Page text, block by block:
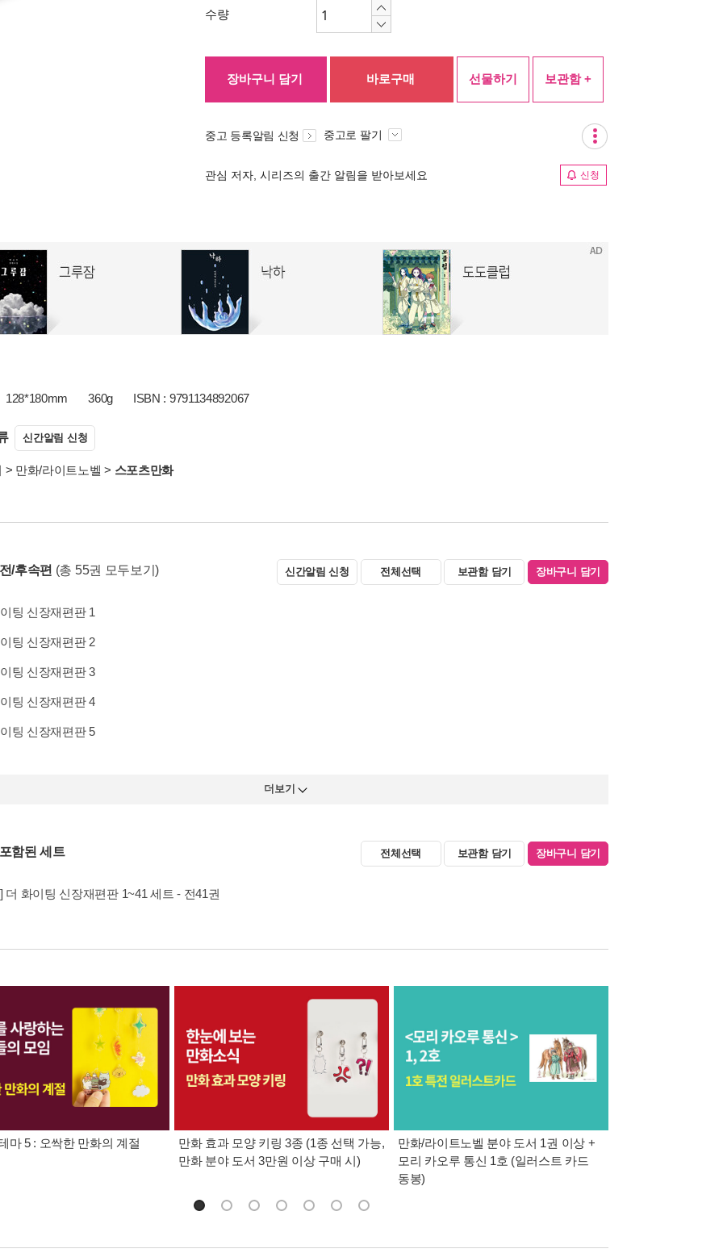
수량
장바구니 담기 바로구매 선물하기 보관함 +
중고 등록알림 신청 중고로 팔기
관심 저자, 시리즈의 출간 알림을 받아보세요 신청
128*180mm 360g ISBN : 9791134892067
신간알림 신청
> 만화/라이트노벨 > 스포츠만화
/후속편 (총 55권 모두보기) 신간알림 신청 전체선택 보관함 담기 장바구니 담기
팅 신장재편판 1
팅 신장재편판 2
팅 신장재편판 3
팅 신장재편판 4
팅 신장재편판 5
더보기
함된 세트 전체선택 보관함 담기 장바구니 담기
더 화이팅 신장재편판 1~41 세트 - 전41권
마 5 : 오싹한 만화의 계절
만화 효과 모양 키링 3종 (1종 선택 가능,
만화 분야 도서 3만원 이상 구매 시)
만화/라이트노벨 분야 도서 1권 이상 +
모리 카오루 통신 1호 (일러스트 카드
동봉)